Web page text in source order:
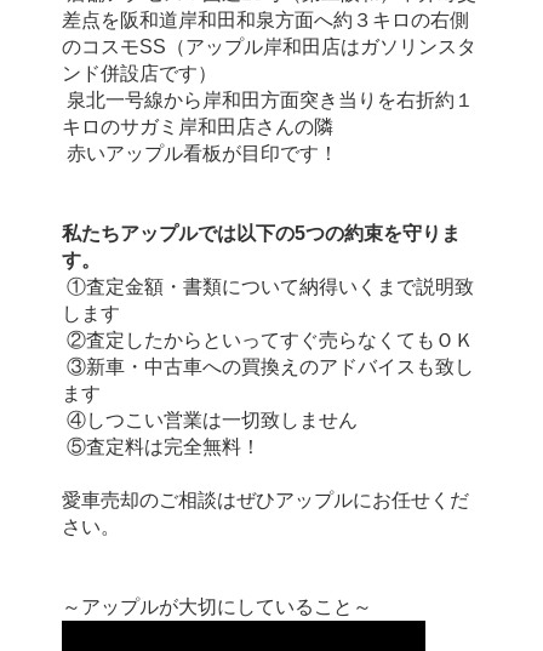
差点を阪和道岸和田和泉方面へ約３キロの右側
のコスモSS（アップル岸和田店はガソリンスタ
ンド併設店です）
キロのサガミ岸和田店さんの隣
赤いアップル看板が目印です！
私たちアップルでは以下の5つの約束を守りま
す。
します
②査定したからといってすぐ売らなくてもＯＫ
ます
④しつこい営業は一切致しません
⑤査定料は完全無料！
愛車売却のご相談はぜひアップルにお任せくだ
さい。
～アップルが大切にしていること～